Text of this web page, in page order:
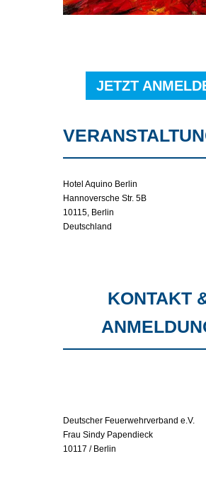
JETZT
Hotel Aquino Berlin
Hannoversche Str. 5B
10115, Berlin
Deutschland
KONTAKT
Deutscher Feuerwehrverband e.V.
Frau Sindy Papendieck
10117 / Berlin